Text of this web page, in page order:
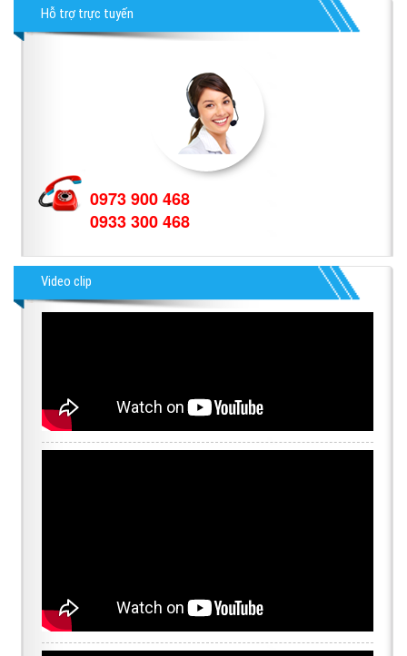
Hỗ trợ trực tuyến
0973 900 468
0933 300 468
Video clip